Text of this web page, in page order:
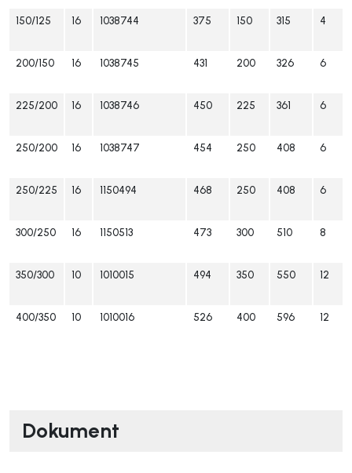
150/125 16 1038744 375 150 315 4
200/150 16 1038745 431 200 326 6
225/200 16 1038746 450 225 361 6
250/200 16 1038747 454 250 408 6
250/225 16 1150494 468 250 408 6
300/250 16 1150513 473 300 510 8
350/300 10 1010015 494 350 550 12
400/350 10 1010016 526 400 596 12
Dokument